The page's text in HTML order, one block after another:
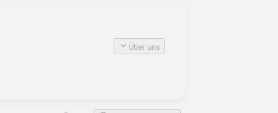
Über uns